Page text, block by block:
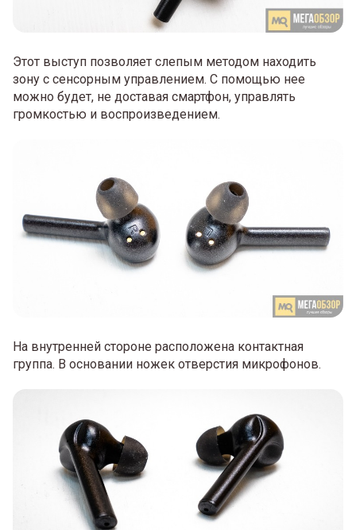
Этот выступ позволяет слепым методом находить
зону с сенсорным управлением. С помощью нее
можно будет, не доставая смартфон, управлять
громкостью и воспроизведением.
На внутренней стороне расположена контактная
группа. В основании ножек отверстия микрофонов.